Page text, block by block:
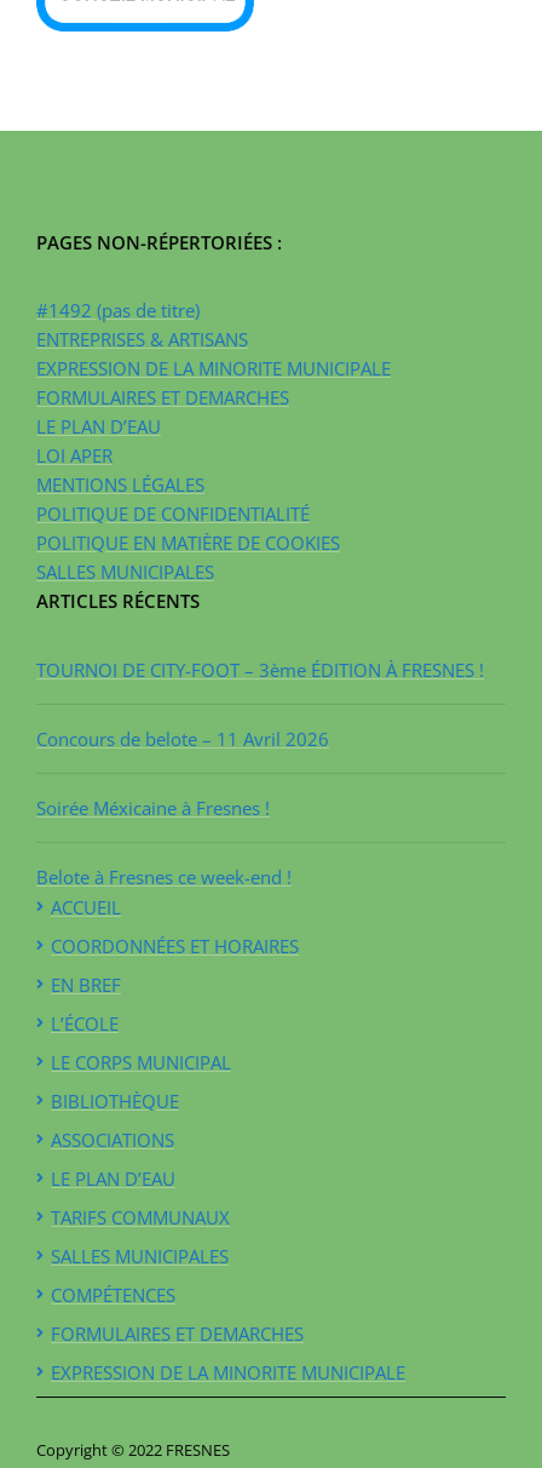
PAGES NON-RÉPERTORIÉES :
#1492 (pas de titre)
ENTREPRISES & ARTISANS
EXPRESSION DE LA MINORITE MUNICIPALE
FORMULAIRES ET DEMARCHES
LE PLAN D’EAU
LOI APER
MENTIONS LÉGALES
POLITIQUE DE CONFIDENTIALITÉ
POLITIQUE EN MATIÈRE DE COOKIES
SALLES MUNICIPALES
ARTICLES RÉCENTS
TOURNOI DE CITY-FOOT – 3ème ÉDITION À FRESNES !
Concours de belote – 11 Avril 2026
Soirée Méxicaine à Fresnes !
Belote à Fresnes ce week-end !
ACCUEIL
COORDONNÉES ET HORAIRES
EN BREF
L’ÉCOLE
LE CORPS MUNICIPAL
BIBLIOTHÈQUE
ASSOCIATIONS
LE PLAN D’EAU
TARIFS COMMUNAUX
SALLES MUNICIPALES
COMPÉTENCES
FORMULAIRES ET DEMARCHES
EXPRESSION DE LA MINORITE MUNICIPALE
Copyright © 2022 FRESNES